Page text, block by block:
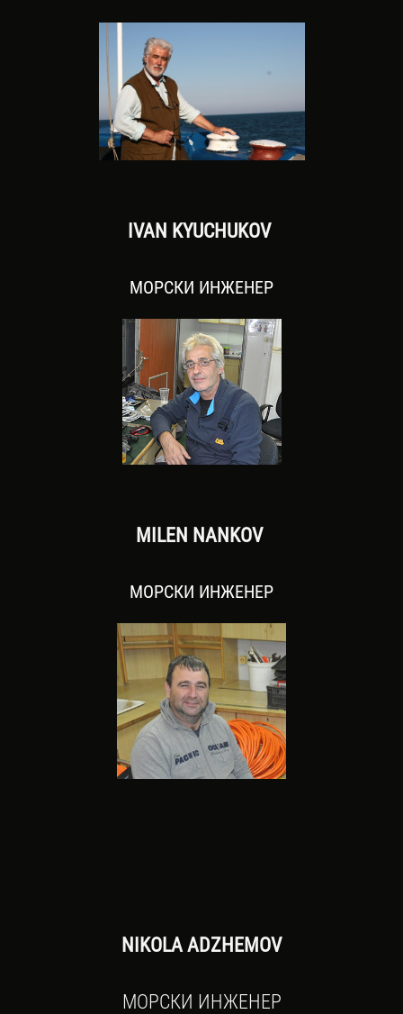
IVAN KYUCHUKOV
МОРСКИ ИНЖЕНЕР
MILEN NANKOV
МОРСКИ ИНЖЕНЕР
NIKOLA ADZHEMOV
МОРСКИ ИНЖЕНЕР